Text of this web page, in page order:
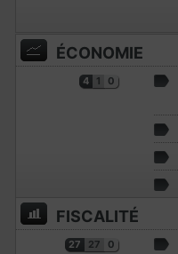
ÉCONOMIE
4 1 0
FISCALITÉ
27 27 0